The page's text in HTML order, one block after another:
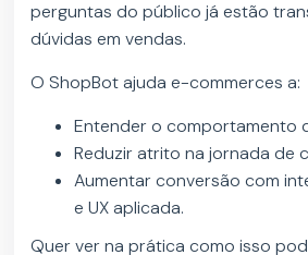
perguntas do público já estão
dúvidas em vendas.
O ShopBot ajuda e-commerces a:
Entender o comportamento
Reduzir atrito na jornada de
Aumentar conversão com
e UX aplicada.
Quer ver na prática como isso